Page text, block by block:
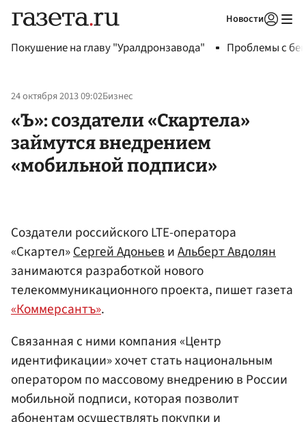
Новости
Покушение на главу "Уралдронзавода" Проблемы с
24 октября 2013 09:02Бизнес
«Ъ»: создатели «Скартела»
займутся внедрением
«мобильной подписи»
Создатели российского LTE-оператора
«Скартел»Сергей АдоньевиАльберт Авдолян
занимаются разработкой нового
телекоммуникационного проекта, пишет газета
«Коммерсантъ».
Связанная с ними компания «Центр
идентификации» хочет стать национальным
оператором по массовому внедрению в России
мобильной подписи, которая позволит
абонентам осуществлять покупки и